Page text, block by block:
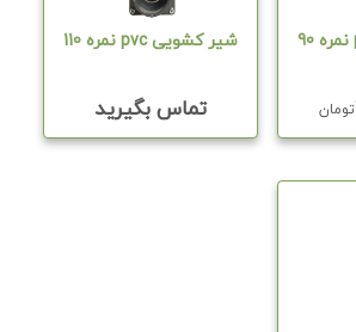
تومان
شیر کشویی pvc نمره 110
تماس بگیرید